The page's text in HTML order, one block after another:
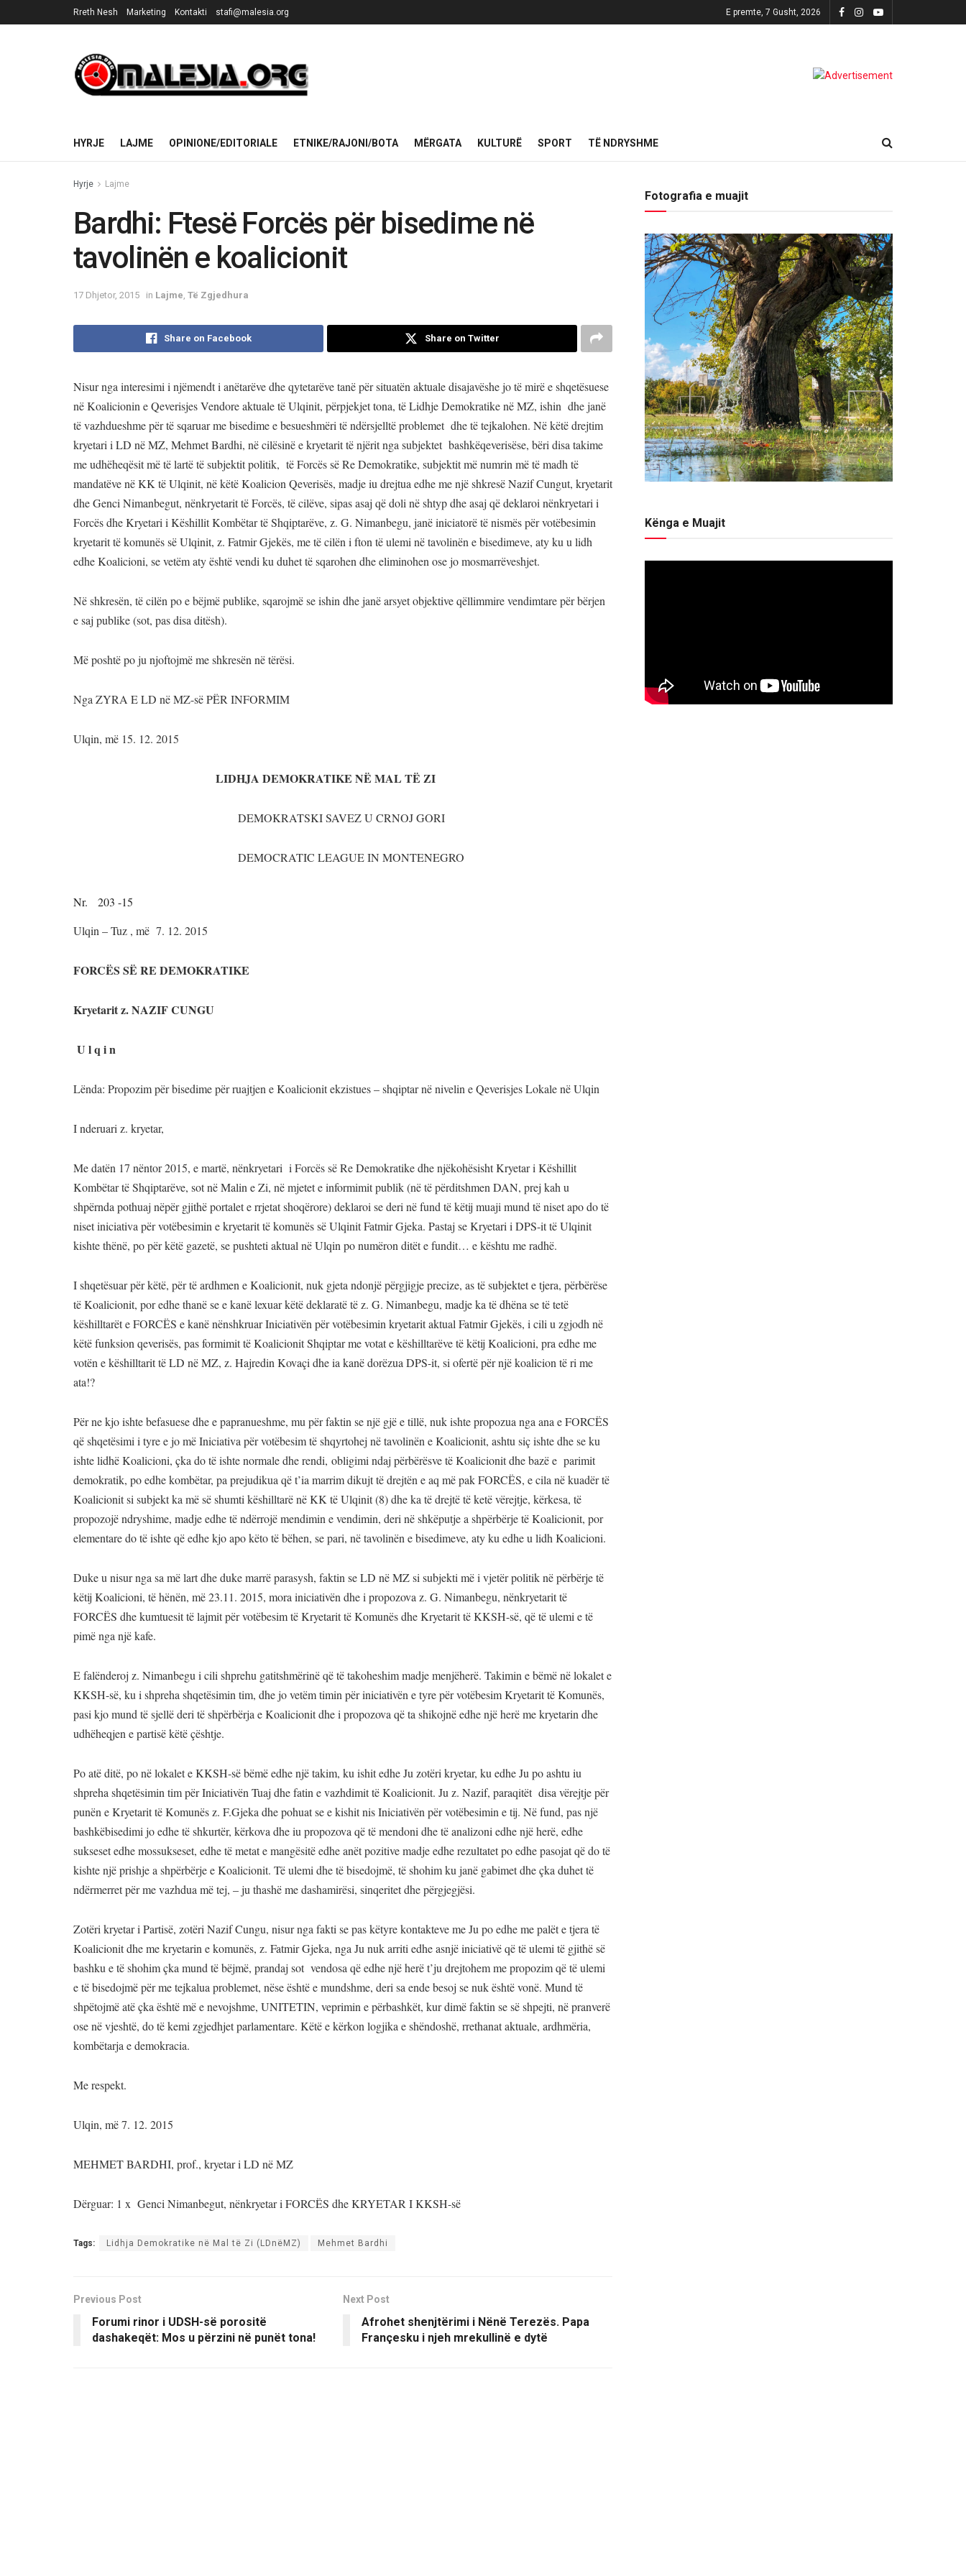
Rreth Nesh Marketing Kontakti stafi@malesia.org E premte, 7 Gusht, 2026
HYRJE LAJME OPINIONE/EDITORIALE ETNIKE/RAJONI/BOTA MËRGATA KULTURË SPORT TË NDRYSHME
Hyrje Lajme
Bardhi: Ftesë Forcës për bisedime në
tavolinën e koalicionit
17 Dhjetor, 2015 in Lajme Të Zgjedhura
Share on Facebook Share on Twitter
Nisur nga interesimi i njëmendt i anëtarëve dhe qytetarëve tanë për situatën aktuale disajavëshe jo të mirë e shqetësuese
në Koalicionin e Qeverisjes Vendore aktuale të Ulqinit, përpjekjet tona, të Lidhje Demokratike në MZ, ishin dhe janë
të vazhdueshme për të sqaruar me bisedime e besueshmëri të ndërsjelltë problemet dhe të tejkalohen. Në këtë drejtim
kryetari i LD në MZ, Mehmet Bardhi, në cilësinë e kryetarit të njërit nga subjektet bashkëqeverisëse, bëri disa takime
me udhëheqësit më të lartë të subjektit politik, të Forcës së Re Demokratike, subjektit më numrin më të madh të
mandatëve në KK të Ulqinit, në këtë Koalicion Qeverisës, madje iu drejtua edhe me një shkresë Nazif Cungut, kryetarit
dhe Genci Nimanbegut, nënkryetarit të Forcës, të cilëve, sipas asaj që doli në shtyp dhe asaj që deklaroi nënkryetari i
Forcës dhe Kryetari i Këshillit Kombëtar të Shqiptarëve, z. G. Nimanbegu, janë iniciatorë të nismës për votëbesimin
kryetarit të komunës së Ulqinit, z. Fatmir Gjekës, me të cilën i fton të ulemi në tavolinën e bisedimeve, aty ku u lidh
edhe Koalicioni, se vetëm aty është vendi ku duhet të sqarohen dhe eliminohen ose jo mosmarrëveshjet.
Në shkresën, të cilën po e bëjmë publike, sqarojmë se ishin dhe janë arsyet objektive qëllimmire vendimtare për bërjen
e saj publike (sot, pas disa ditësh).
Më poshtë po ju njoftojmë me shkresën në tërësi.
Nga ZYRA E LD në MZ-së PËR INFORMIM
Ulqin, më 15. 12. 2015
LIDHJA DEMOKRATIKE NË MAL TË ZI
DEMOKRATSKI SAVEZ U CRNOJ GORI
DEMOCRATIC LEAGUE IN MONTENEGRO
Nr. 203 -15
Ulqin – Tuz , më 7. 12. 2015
FORCËS SË RE DEMOKRATIKE
Kryetarit z. NAZIF CUNGU
U l q i n
Lënda: Propozim për bisedime për ruajtjen e Koalicionit ekzistues – shqiptar në nivelin e Qeverisjes Lokale në Ulqin
I nderuari z. kryetar,
Me datën 17 nëntor 2015, e martë, nënkryetari i Forcës së Re Demokratike dhe njëkohësisht Kryetar i Këshillit
Kombëtar të Shqiptarëve, sot në Malin e Zi, në mjetet e informimit publik (në të përditshmen DAN, prej kah u
shpërnda pothuaj nëpër gjithë portalet e rrjetat shoqërore) deklaroi se deri në fund të këtij muaji mund të niset apo do të
niset iniciativa për votëbesimin e kryetarit të komunës së Ulqinit Fatmir Gjeka. Pastaj se Kryetari i DPS-it të Ulqinit
kishte thënë, po për këtë gazetë, se pushteti aktual në Ulqin po numëron ditët e fundit… e kështu me radhë.
I shqetësuar për këtë, për të ardhmen e Koalicionit, nuk gjeta ndonjë përgjigje precize, as të subjektet e tjera, përbërëse
të Koalicionit, por edhe thanë se e kanë lexuar këtë deklaratë të z. G. Nimanbegu, madje ka të dhëna se të tetë
këshilltarët e FORCËS e kanë nënshkruar Iniciativën për votëbesimin kryetarit aktual Fatmir Gjekës, i cili u zgjodh në
këtë funksion qeverisës, pas formimit të Koalicionit Shqiptar me votat e këshilltarëve të këtij Koalicioni, pra edhe me
votën e këshilltarit të LD në MZ, z. Hajredin Kovaçi dhe ia kanë dorëzua DPS-it, si ofertë për një koalicion të ri me
ata!?
Për ne kjo ishte befasuese dhe e papranueshme, mu për faktin se një gjë e tillë, nuk ishte propozua nga ana e FORCËS
që shqetësimi i tyre e jo më Iniciativa për votëbesim të shqyrtohej në tavolinën e Koalicionit, ashtu siç ishte dhe se ku
ishte lidhë Koalicioni, çka do të ishte normale dhe rendi, obligimi ndaj përbërësve të Koalicionit dhe bazë e parimit
demokratik, po edhe kombëtar, pa prejudikua që t’ia marrim dikujt të drejtën e aq më pak FORCËS, e cila në kuadër të
Koalicionit si subjekt ka më së shumti këshilltarë në KK të Ulqinit (8) dhe ka të drejtë të ketë vërejtje, kërkesa, të
propozojë ndryshime, madje edhe të ndërrojë mendimin e vendimin, deri në shkëputje a shpërbërje të Koalicionit, por
elementare do të ishte që edhe kjo apo këto të bëhen, se pari, në tavolinën e bisedimeve, aty ku edhe u lidh Koalicioni.
Duke u nisur nga sa më lart dhe duke marrë parasysh, faktin se LD në MZ si subjekti më i vjetër politik në përbërje të
këtij Koalicioni, të hënën, më 23.11. 2015, mora iniciativën dhe i propozova z. G. Nimanbegu, nënkryetarit të
FORCËS dhe kumtuesit të lajmit për votëbesim të Kryetarit të Komunës dhe Kryetarit të KKSH-së, që të ulemi e të
pimë nga një kafe.
E falënderoj z. Nimanbegu i cili shprehu gatitshmërinë që të takoheshim madje menjëherë. Takimin e bëmë në lokalet e
KKSH-së, ku i shpreha shqetësimin tim, dhe jo vetëm timin për iniciativën e tyre për votëbesim Kryetarit të Komunës,
pasi kjo mund të sjellë deri të shpërbërja e Koalicionit dhe i propozova që ta shikojnë edhe një herë me kryetarin dhe
udhëheqjen e partisë këtë çështje.
Po atë ditë, po në lokalet e KKSH-së bëmë edhe një takim, ku ishit edhe Ju zotëri kryetar, ku edhe Ju po ashtu iu
shpreha shqetësimin tim për Iniciativën Tuaj dhe fatin e vazhdimit të Koalicionit. Ju z. Nazif, paraqitët disa vërejtje për
punën e Kryetarit të Komunës z. F.Gjeka dhe pohuat se e kishit nis Iniciativën për votëbesimin e tij. Në fund, pas një
bashkëbisedimi jo edhe të shkurtër, kërkova dhe iu propozova që të mendoni dhe të analizoni edhe një herë, edhe
sukseset edhe mossukseset, edhe të metat e mangësitë edhe anët pozitive madje edhe rezultatet po edhe pasojat që do të
kishte një prishje a shpërbërje e Koalicionit. Të ulemi dhe të bisedojmë, të shohim ku janë gabimet dhe çka duhet të
ndërmerret për me vazhdua më tej, – ju thashë me dashamirësi, sinqeritet dhe përgjegjësi.
Zotëri kryetar i Partisë, zotëri Nazif Cungu, nisur nga fakti se pas këtyre kontakteve me Ju po edhe me palët e tjera të
Koalicionit dhe me kryetarin e komunës, z. Fatmir Gjeka, nga Ju nuk arriti edhe asnjë iniciativë që të ulemi të gjithë së
bashku e të shohim çka mund të bëjmë, prandaj sot vendosa që edhe një herë t’ju drejtohem me propozim që të ulemi
e të bisedojmë për me tejkalua problemet, nëse është e mundshme, deri sa ende besoj se nuk është vonë. Mund të
shpëtojmë atë çka është më e nevojshme, UNITETIN, veprimin e përbashkët, kur dimë faktin se së shpejti, në pranverë
ose në vjeshtë, do të kemi zgjedhjet parlamentare. Këtë e kërkon logjika e shëndoshë, rrethanat aktuale, ardhmëria,
kombëtarja e demokracia.
Me respekt.
Ulqin, më 7. 12. 2015
MEHMET BARDHI, prof., kryetar i LD në MZ
Dërguar: 1 x Genci Nimanbegut, nënkryetar i FORCËS dhe KRYETAR I KKSH-së
Tags: Lidhja Demokratike në Mal të Zi (LDnëMZ) Mehmet Bardhi
Previous Post
Forumi rinor i UDSH-së porositë
dashakeqët: Mos u përzini në punët tona!
Next Post
Afrohet shenjtërimi i Nënë Terezës. Papa
Françesku i njeh mrekullinë e dytë
Fotografia e muajit
Kënga e Muajit